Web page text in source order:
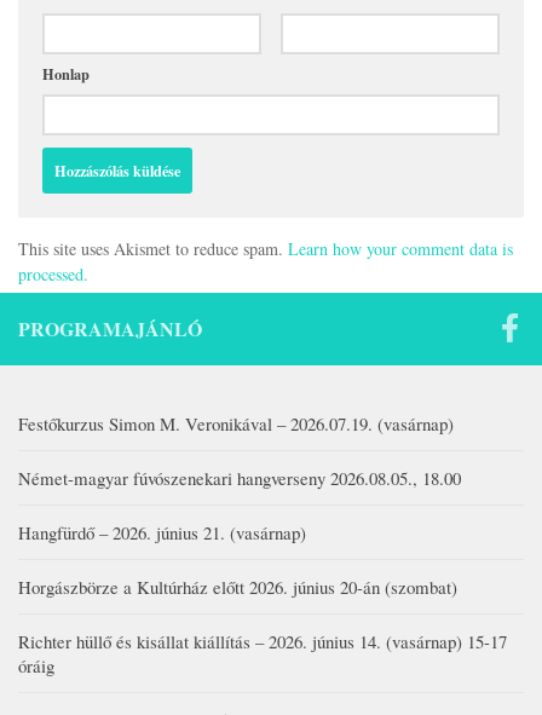
Honlap
This site uses Akismet to reduce spam. Learn how your comment data is
processed.
PROGRAMAJÁNLÓ
Festőkurzus Simon M. Veronikával – 2026.07.19. (vasárnap)
Német-magyar fúvószenekari hangverseny 2026.08.05., 18.00
Hangfürdő – 2026. június 21. (vasárnap)
Horgászbörze a Kultúrház előtt 2026. június 20-án (szombat)
Richter hüllő és kisállat kiállítás – 2026. június 14. (vasárnap) 15-17
óráig